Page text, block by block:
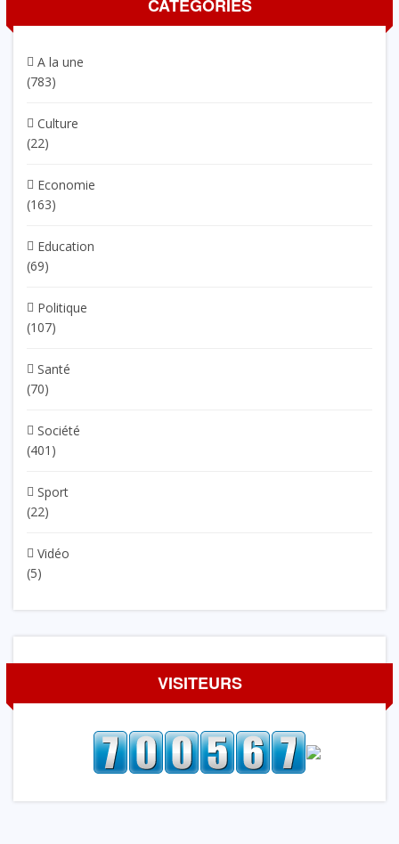
CATÉGORIES
A la une
(783)
Culture
(22)
Economie
(163)
Education
(69)
Politique
(107)
Santé
(70)
Société
(401)
Sport
(22)
Vidéo
(5)
VISITEURS